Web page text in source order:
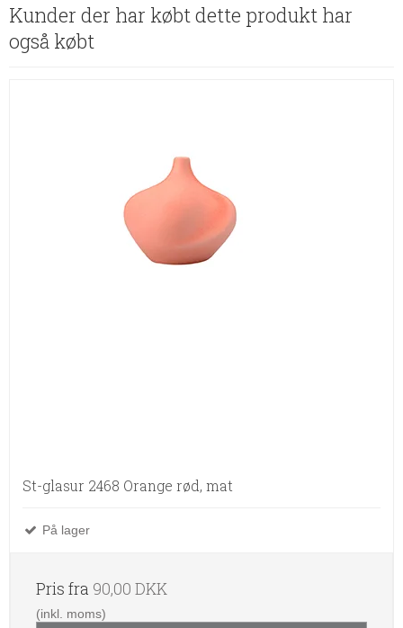
Kunder der har købt dette produkt har
også købt
St-glasur 2468 Orange rød, mat
På lager
Pris fra 90,00 DKK
(inkl. moms)